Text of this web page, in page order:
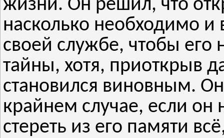
жизни. Он решил, что
насколько необходимо
своей службе, чтобы его
тайны, хотя, приоткрыв
становился виновным.
крайнем случае, если он
стереть из его памяти